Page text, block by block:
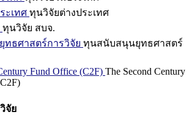
ะเทศ ทุนวิจัยต่างประเทศ
ทุนวิจัย สบจ.
ธศาสตร์การวิจัย ทุนสนับสนุนยุทธศาสตร์
Fund Office (C2F) The Second Century
จัย